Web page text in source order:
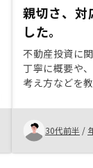
親切さ、対
した。
不動産投資に
丁寧に概要や
考え方などを
た。向いてい
ティブな面も
に考えていた
30代前半 /